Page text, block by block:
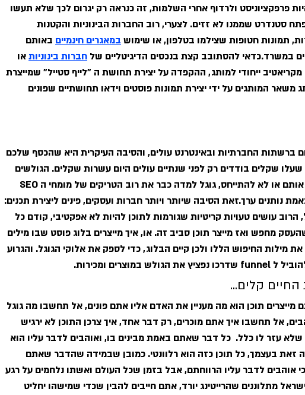
פרפקציוניסט ולרדוף אחרי השלמות, זה כנראה רק יגרום לכך שלא תעשו
סטנדרט שממנו לא זזים. לצערי, רוב החברות הבינוניות והקטנות
תמונות חטופות שצילמו בטלפון, או שימוש במאגרים חינמיים באותם
במשרד.כדאי להסתובב קצת בנכסים הדיגיטליים של חברות בינוניות או
ייחודי למותג, ההקפדה על יצירת תחושת ה "לייף סטייל" שמייצרת
משאר המותגים על ידי יצירת תמונות פוסטים וידאו תחושתיים שפונים
ברשתות החברתיות ובאינטרנט עולים, והסיבה העיקרית היא שהכסף שלכם
שקלים בודדים רק לפני שנתיים עולים היום עשרות שקלים. הגולשים
נותנים ערך.זאת הסיבה שיותר ויותר חברות ועסקים, פינים ליצירת תכנים:
הרוב עושים טעויות קריטיות שגורמות לתוכן להיות לא אפקטיבי, קודם כל
מחפש ואז מייצר תוכן סביב זה. או, איך מייצרים בלוג פוסט שבו מילים
מילות החיפוש הללו ולכן קיים הבלוג, כדי לספק את אלוקי הגוגל. והגרוע
קלים...
תוכן הוא מה מעניין את האדם אליו אתם פונים, אל תחשבו מה גוגל
אל תחשבו איך אתם מוכרים, רק דבר אחד, איך צרכן התוכן לא ירגיש
עזר לו כלל.  כל דבר שאתם באמת מבינים בו, ואוהבים לדבר עליו הוא
זאת בעצמך, כל תוכן כזה הוא רלוונטי. כמובן שבמידה שהדבר שאתם
אוהבים לדבר עליו הרווחתם, אבל בזמן שכל העולם ואשתו נלחמים על רגע
מתלוננים שהרייטינג יורד, אתם חייבים להבין שכדי שמישהו יחליט